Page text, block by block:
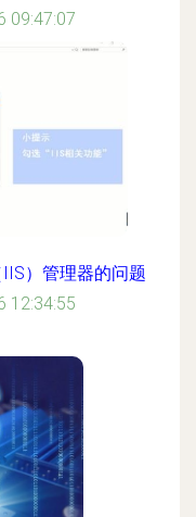
09:47:07
）管理器的问题
12:34:55